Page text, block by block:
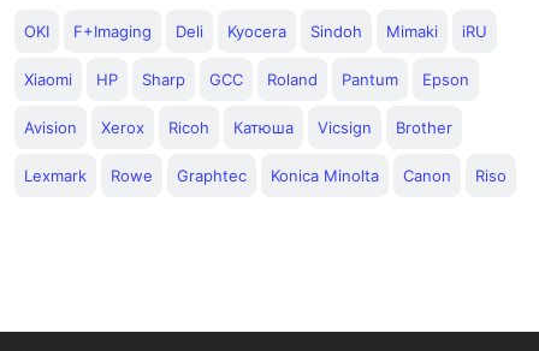
OKI F+Imaging Deli Kyocera Sindoh Mimaki iRU
Xiaomi HP Sharp GCC Roland Pantum Epson
Avision Xerox Ricoh Катюша Vicsign Brother
Lexmark Rowe Graphtec Konica Minolta Canon Riso